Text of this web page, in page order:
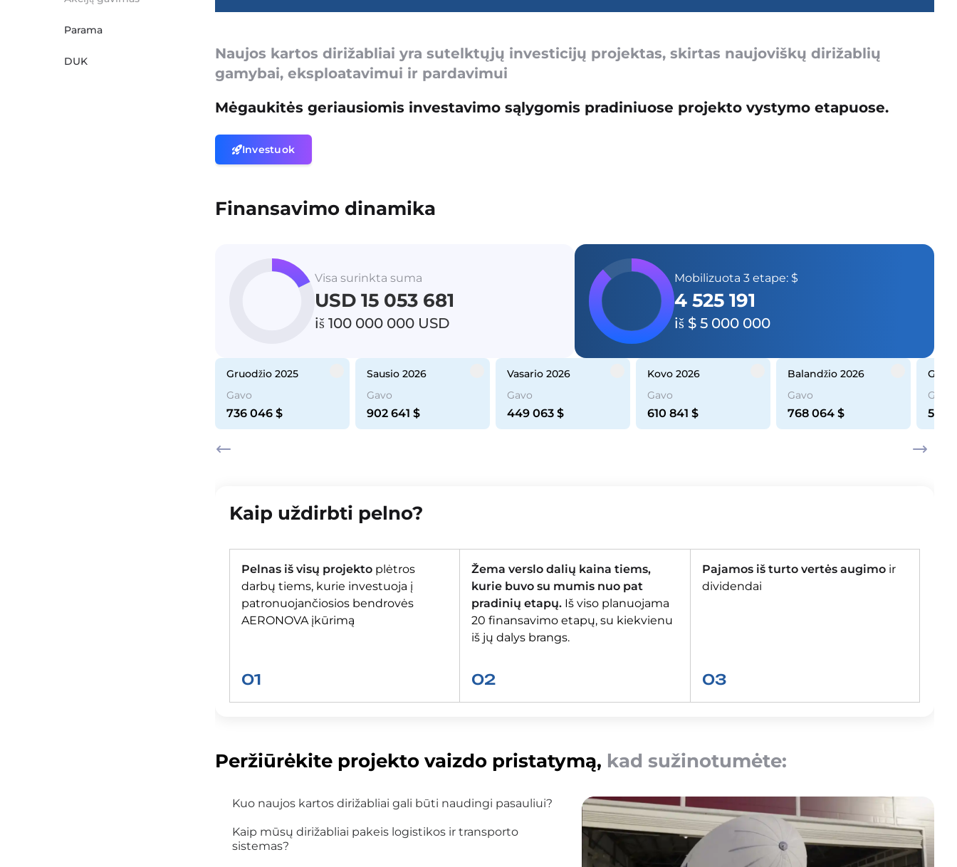
Parama
DUK
Naujos kartos dirižabliai yra sutelktųjų investicijų projektas, skirtas naujoviškų dirižablių
gamybai, eksploatavimui ir pardavimui
Mėgaukitės geriausiomis investavimo sąlygomis pradiniuose projekto vystymo etapuose.
Investuok
Finansavimo dinamika
Visa surinkta suma
USD 15 053 681
iš 100 000 000 USD
Mobilizuota 3 etape: $
4 525 191
iš $ 5 000 000
gruodžio 2025
Gavo
736 046 $
sausio 2026
Gavo
902 641 $
vasario 2026
Gavo
449 063 $
kovo 2026
Gavo
610 841 $
balandžio 2026
Gavo
768 064 $
Gavo
568
Kaip uždirbti pelno?
Pelnas iš visų projekto plėtros
darbų tiems, kurie investuoja į
patronuojančiosios bendrovės
AERONOVA įkūrimą
01
Žema verslo dalių kaina tiems,
kurie buvo su mumis nuo pat
pradinių etapų. Iš viso planuojama
20 finansavimo etapų, su kiekvienu
iš jų dalys brangs.
02
Pajamos iš turto vertės augimoir
dividendai
03
Peržiūrėkite projekto vaizdo pristatymą, kad sužinotumėte:
Kuo naujos kartos dirižabliai gali būti naudingi pasauliui?
Kaip mūsų dirižabliai pakeis logistikos ir transporto
sistemas?